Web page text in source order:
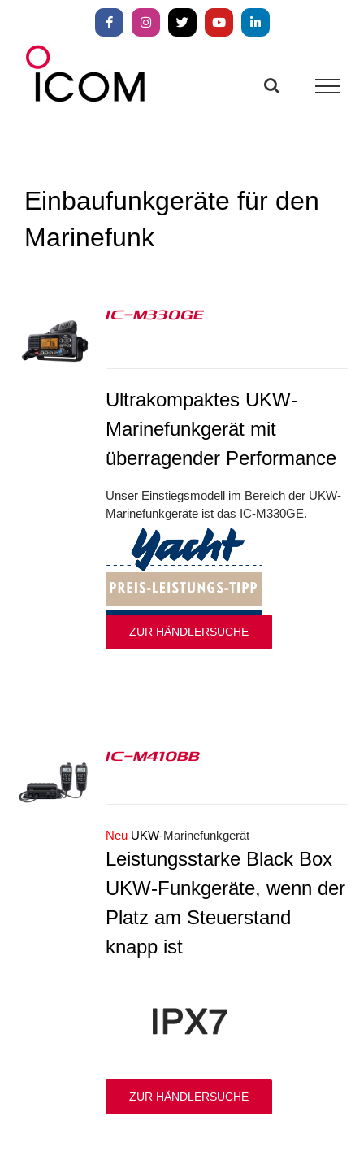
springen
FacebookInstagram
X YouTubeLinkedIn
Einbaufunkgeräte für den
Marinefunk
IC-M330GE
Ultrakompaktes UKW-
Marinefunkgerät mit
überragender Performance
Unser Einstiegsmodell im Bereich der UKW-
Marinefunkgeräte ist das IC-M330GE.
ZUR HÄNDLERSUCHE
IC-M410BB
Neu UKW-Marinefunkgerät
Leistungsstarke Black Box
UKW-Funkgeräte, wenn der
Platz am Steuerstand
knapp ist
ZUR HÄNDLERSUCHE